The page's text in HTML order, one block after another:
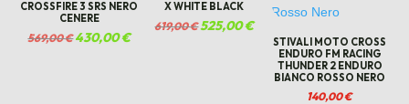
CROSSFIRE 3 SRS NERO
CENERE
569,00€Il
430,00€Il
X WHITE BLACK
619,00€ Il
525,00€Il
prezzo
attuale
525,00 €.
STIVALI MOTO CROSS
ENDURO FM RACING
THUNDER 2 ENDURO
BIANCO ROSSO NERO
140,00€